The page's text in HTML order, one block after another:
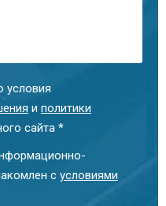
условия
и политики
сайта *
с условиями